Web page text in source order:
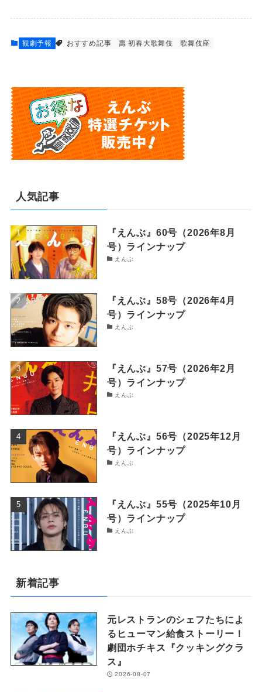
観劇予報 おすすめ記事 壽 初春大歌舞伎 歌舞伎座
人気記事
『えんぶ』60号（2026年8月
号）ラインナップ
えんぶ
『えんぶ』58号（2026年4月
号）ラインナップ
えんぶ
『えんぶ』57号（2026年2月
号）ラインナップ
えんぶ
『えんぶ』56号（2025年12月
号）ラインナップ
えんぶ
『えんぶ』55号（2025年10月
号）ラインナップ
えんぶ
新着記事
元レストランのシェフたちによ
るヒューマン給食ストーリー！
劇団ホチキス『クッキングクラ
ス』
2026-08-07